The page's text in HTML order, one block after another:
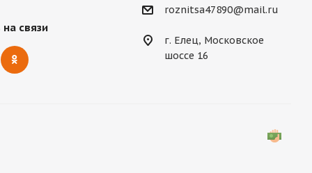
связи
roznitsa47890@mail.ru
г. Елец, Московское
шоссе 16